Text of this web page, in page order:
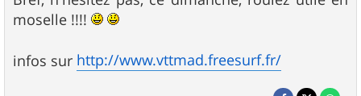
moselle !!!!
infos sur http://www.vttmad.freesurf.fr/